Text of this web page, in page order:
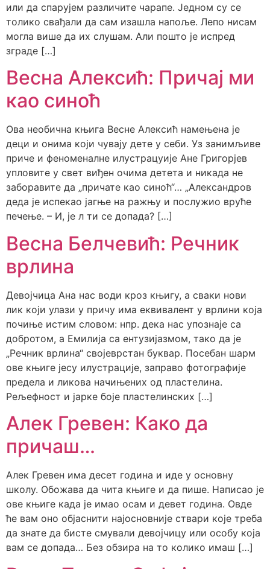
или да спарујем различите чарапе. Једном су се
толико свађали да сам изашла напоље. Лепо нисам
могла више да их слушам. Али пошто је испред
зграде […]
Весна Алексић: Причај ми
као синоћ
Ова необична књига Весне Алексић намењена је
деци и онима који чувају дете у себи. Уз занимљиве
приче и феноменалне илустрацуије Ане Григорјев
упловите у свет виђен очима детета и никада не
заборавите да „причате као синоћ“… „Александров
деда је испекао јагње на ражњу и послужио вруће
печење. – И, је л ти се допада? […]
Весна Белчевић: Речник
врлина
Девојчица Ана нас води кроз књигу, а сваки нови
лик који улази у причу има еквивалент у врлини која
почиње истим словом: нпр. дека нас упознаје са
добротом, а Емилија са ентузијазмом, тако да је
„Речник врлина“ својеврстан буквар. Посебан шарм
ове књиге јесу илустрације, заправо фотографије
предела и ликова начињених од пластелина.
Рељефност и јарке боје пластелинских […]
Алек Гревен: Како да
причаш…
Алек Гревен има десет година и иде у основну
школу. Обожава да чита књиге и да пише. Написао је
ове књиге када је имао осам и девет година. Овде
ће вам оно објаснити најосновније ствари које треба
да знате да бисте смували девојчицу или особу која
вам се допада… Без обзира на то колико имаш […]